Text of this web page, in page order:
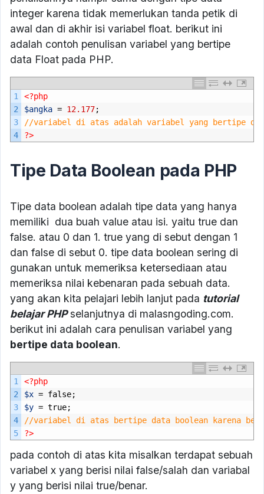
integer karena tidak memerlukan tanda petik di
awal dan di akhir isi variabel float. berikut ini
adalah contoh penulisan variabel yang bertipe
data Float pada PHP.
1
2
3
4
<?php
$angka = 12.177;
//variabel di atas adalah variabel yang bertipe
?>
Tipe Data Boolean pada PHP
Tipe data boolean adalah tipe data yang hanya
memiliki dua buah value atau isi. yaitu true dan
false. atau 0 dan 1. true yang di sebut dengan 1
dan false di sebut 0. tipe data boolean sering di
gunakan untuk memeriksa ketersediaan atau
memeriksa nilai kebenaran pada sebuah data.
yang akan kita pelajari lebih lanjut pada tutorial
belajar PHPselanjutnya di malasngoding.com.
berikut ini adalah cara penulisan variabel yang
bertipe data boolean.
1
2
3
4
5
<?php
$x = false;
$y = true;
//variabel di atas bertipe data boolean karena
?>
pada contoh di atas kita misalkan terdapat sebuah
variabel x yang berisi nilai false/salah dan variabal
y yang berisi nilai true/benar.